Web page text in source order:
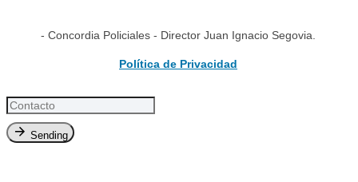
- Concordia Policiales - Director Juan Ignacio Segovia.
Política de Privacidad
Sending